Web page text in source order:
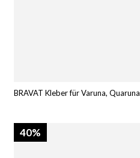
BRAVAT Kleber für Varuna, Quaruna
40%